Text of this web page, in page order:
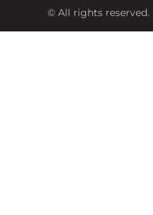
© All rights